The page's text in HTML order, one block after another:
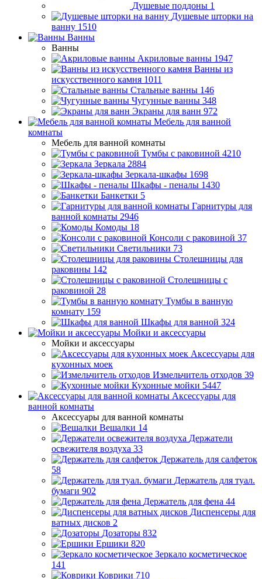
Душевые поддоны 1
Душевые шторки на
ванну 1510
Ванны
Ванны
Акриловые ванны 1947
Ванны из
искусственного камня 1011
Стальные ванны 146
Чугунные ванны 348
Экраны для ванн 972
Мебель для ванной
комнаты
Мебель для ванной комнаты
Тумбы с раковиной 4210
Зеркала 2884
Зеркала-шкафы 1698
Шкафы - пеналы 1430
Банкетки 5
Гарнитуры для
ванной комнаты 2946
Комоды 18
Консоли с раковиной 37
Светильники 73
Столешницы для
раковины 142
Столешницы с
раковиной 28
Тумбы в ванную
комнату 159
Шкафы для ванной 324
Мойки и аксессуары
Мойки и аксессуары
Аксессуары для
кухонных моек
Измельчитель отходов 39
Кухонные мойки 5447
Аксессуары для
ванной комнаты
Аксессуары для ванной комнаты
Вешалки 14
Держатели
освежителя воздуха 33
Держатель для салфеток
58
Держатель для туал.
бумаги 902
Держатель для фена 44
Диспенсеры для
ватных дисков 2
Дозаторы 832
Ершики 820
Зеркало косметическое
141
Коврики 710